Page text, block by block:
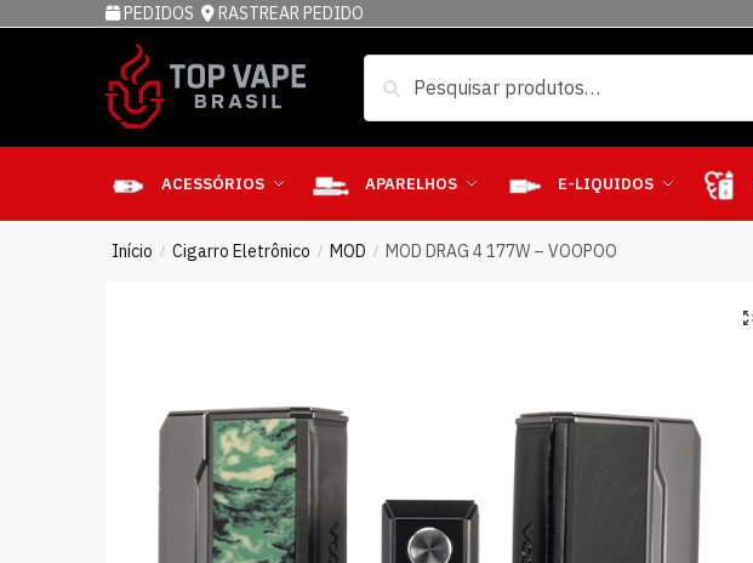
PEDIDOS RASTREAR PEDIDO
ACESSÓRIOS APARELHOS E-LIQUIDOS
Início / Cigarro Eletrônico / MOD / MOD DRAG 4 177W – VOOPOO